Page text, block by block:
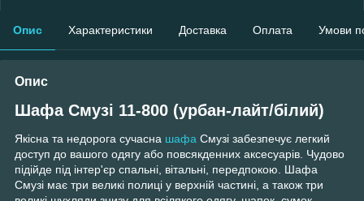
Опис Характеристики Доставка Оплата Умови
Опис
Шафа Смузі 11-800 (урбан-лайт/білий)
Якісна та недорога сучасна шафа Смузі забезпечує легкий
доступ до вашого одягу або повсякденних аксесуарів. Чудово
підійде під інтер'єр спальні, вітальні, передпокою. Шафа
Смузі має три великі полиці у верхній частині, а також три